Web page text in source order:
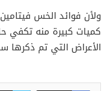
ولأن فوائد الخس
كميات كبيرة منه تكفي
الأعراض التي تم ذكرها